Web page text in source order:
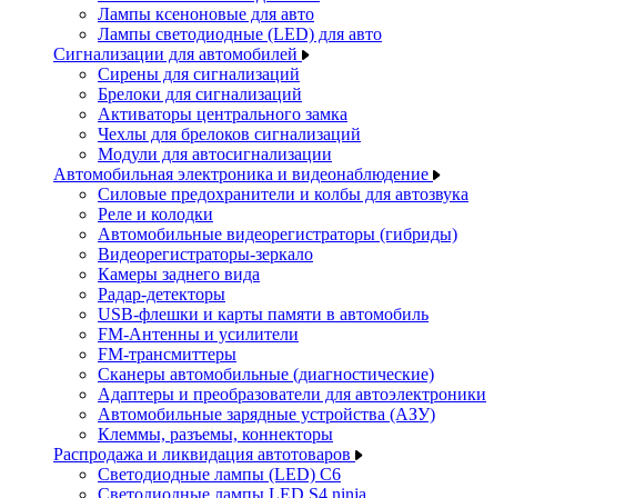
Лампы ксеноновые для авто
Лампы светодиодные (LED) для авто
Сигнализации для автомобилей
Сирены для сигнализаций
Брелоки для сигнализаций
Активаторы центрального замка
Чехлы для брелоков сигнализаций
Модули для автосигнализации
Автомобильная электроника и видеонаблюдение
Силовые предохранители и колбы для автозвука
Реле и колодки
Автомобильные видеорегистраторы (гибриды)
Видеорегистраторы-зеркало
Камеры заднего вида
Радар-детекторы
USB-флешки и карты памяти в автомобиль
FM-Антенны и усилители
FM-трансмиттеры
Сканеры автомобильные (диагностические)
Адаптеры и преобразователи для автоэлектроники
Автомобильные зарядные устройства (АЗУ)
Клеммы, разъемы, коннекторы
Распродажа и ликвидация автотоваров
Светодиодные лампы (LED) C6
Светодиодные лампы LED S4 ninja